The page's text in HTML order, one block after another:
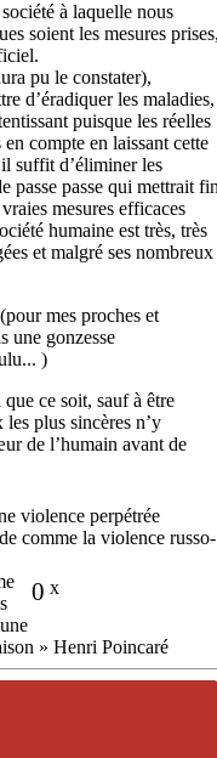
à laquelle nous
soient les mesures
pu le constater),
d’éradiquer les maladies,
puisque les réelles
en compte en laissant cette
suffit d’éliminer les
passe passe qui mettrait
mesures efficaces
humaine est très, très
et malgré ses nombreux
mes proches et
une gonzesse
)
ce soit, sauf à être
plus sincères n’y
de l’humain avant de
violence perpétrée
comme la violence russo-
0 x
» Henri Poincaré